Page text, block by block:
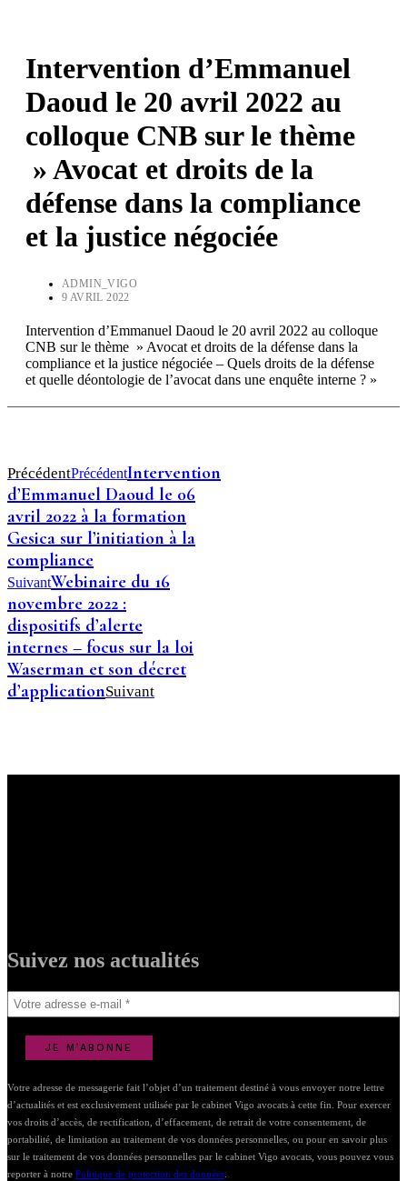
Intervention d’Emmanuel
Daoud le 20 avril 2022 au
colloque CNB sur le thème
» Avocat et droits de la
défense dans la compliance
et la justice négociée
ADMIN_VIGO
9 AVRIL 2022
Intervention d’Emmanuel Daoud le 20 avril 2022 au colloque
CNB sur le thème » Avocat et droits de la défense dans la
compliance et la justice négociée – Quels droits de la défense
et quelle déontologie de l’avocat dans une enquête interne ? »
PrécédentPrécédentIntervention
d’Emmanuel Daoud le 06
avril 2022 à la formation
Gesica sur l’initiation à la
compliance
SuivantWebinaire du 16
novembre 2022 :
dispositifs d’alerte
internes – focus sur la loi
Waserman et son décret
d’applicationSuivant
Suivez nos actualités
Votre adresse de messagerie fait l’objet d’un traitement destiné à vous envoyer notre lettre
d’actualités et est exclusivement utilisée par le cabinet Vigo avocats à cette fin. Pour exercer
vos droits d’accès, de rectification, d’effacement, de retrait de votre consentement, de
portabilité, de limitation au traitement de vos données personnelles, ou pour en savoir plus
sur le traitement de vos données personnelles par le cabinet Vigo avocats, vous pouvez vous
reporter à notre Politique de protection des données